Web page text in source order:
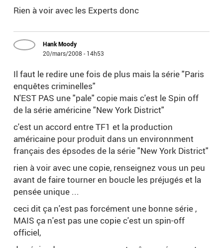
Rien à voir avec les Experts donc
Hank Moody
20/mars/2008 - 14h53
Il faut le redire une fois de plus mais la série "Paris
enquêtes criminelles"
N'EST PAS une "pale" copie mais c'est le Spin off
de la série américine "New York District"
c'est un accord entre TF1 et la production
américaine pour produit dans un environnment
français des épsodes de la série "New York District"
rien à voir avec une copie, renseignez vous un peu
avant de faire tourner en boucle les préjugés et la
pensée unique ...
ceci dit ça n'est pas forcément une bonne série ,
MAIS ça n'est pas une copie c'est un spin-off
officiel,